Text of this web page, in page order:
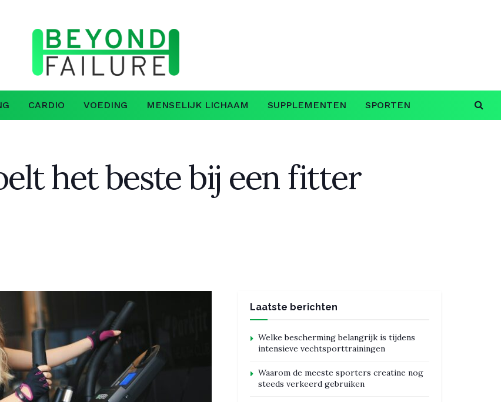
CARDIO VOEDING MENSELIJK LICHAAM SUPPLEMENTEN SPORTEN
het beste bij een fitter
Laatste berichten
Welke bescherming belangrijk is tijdens
intensieve vechtsporttrainingen
Waarom de meeste sporters creatine nog
steeds verkeerd gebruiken